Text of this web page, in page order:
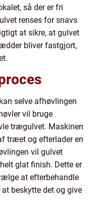
så der er fri
renses for snavs
at sikre, at gulvet
bliver fastgjort,
selve afhøvlingen
vil bruge
trægulvet. Maskinen
træet og efterlader en
vil gulvet
glat finish. Dette er
at efterbehandle
beskytte det og give